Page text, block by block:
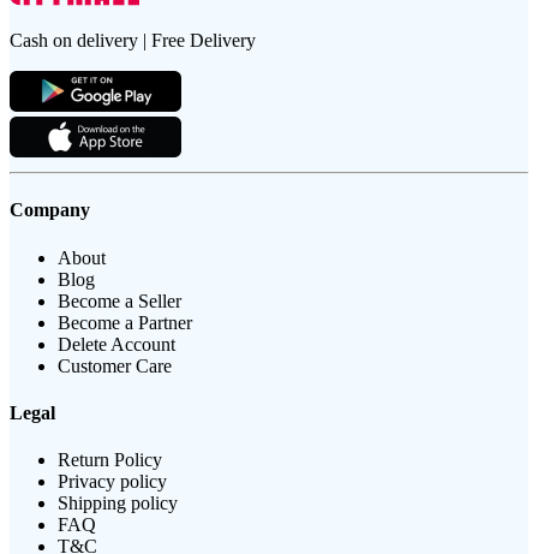
Cash on delivery | Free Delivery
Company
About
Blog
Become a Seller
Become a Partner
Delete Account
Customer Care
Legal
Return Policy
Privacy policy
Shipping policy
FAQ
T&C